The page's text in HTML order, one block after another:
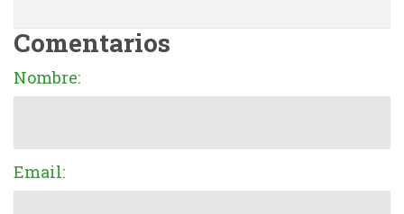
Comentarios
Nombre:
Email: